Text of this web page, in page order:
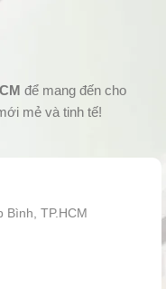
để mang đến cho
mẻ và tinh tế!
Bình, TP.HCM